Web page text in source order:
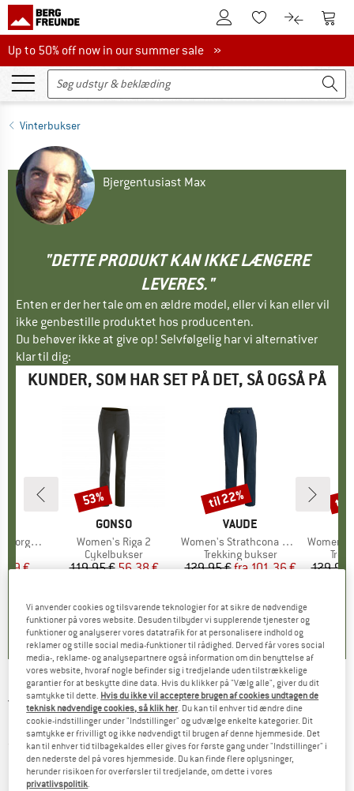
Til kundekontoenTil huskesedlen.
Til Til
Up to 50% off now in our summer sale
Up to 50% off now in our summer sale »
Vinterbukser
Bjergentusiast Max
"DETTE PRODUKT KAN IKKE LÆNGERE
LEVERES."
Enten er der her tale om en ældre model, eller vi kan eller vil
ikke genbestille produktet hos producenten.
Du behøver ikke at give op! Selvfølgelig har vi alternativer
klar til dig:
KUNDER, SOM HAR SET PÅ DET, SÅ OGSÅ PÅ
Tights
pris
€
)
MÆRKE
GONSO
Artikel
Women's Riga 2
Produktgruppe
Cykelbukser
Pris
119,95 €Nedsat pris
56,38 €
5,0(3)
Rabat
53%
MÆRKE
VAUDE
Artikel
Women's Strathcona Pants II
Produktgruppe
Trekking bukser
Pris
129,95 € Nedsat pris
fra101,36 €
4,8(10)
Rabat
til 22%
Artikel
Women's
129,95
til
JACK WOLFSKIN -Women's Winternebel
Pants - Vinterbukser
(0)
Vi anvender cookies og tilsvarende teknologier for at sikre de nødvendige
funktioner på vores website. Desuden tilbyder vi supplerende tjenester og
funktioner og analyserer vores datatrafik for at personalisere indhold og
reklamer og stille social media-funktioner til rådighed. Derved får vores social
media-, reklame- og analysepartnere også information om din benyttelse af
vores website, hvoraf nogle befinder sig i tredjelande uden tilstrækkelige
garantier for at beskytte dine data. Hvis du klikker på "Vælg alle", giver du dit
samtykke til dette. Hvis du ikke vil acceptere brugen af cookies undtagen de
teknisk nødvendige cookies, så klik her. Du kan til enhver tid ændre dine
cookie-indstillinger under "Indstillinger" og udvælge enkelte kategorier. Dit
samtykke er frivilligt og ikke nødvendigt til brugen af denne hjemmeside. Det
kan til enhver tid tilbagekaldes eller gives for første gang under "Indstillinger" i
den nederste del på vores hjemmeside. Du kan finde flere oplysninger,
herunder risikoen for overførsler til tredjelande, om dette i vores
privatlivspolitik.